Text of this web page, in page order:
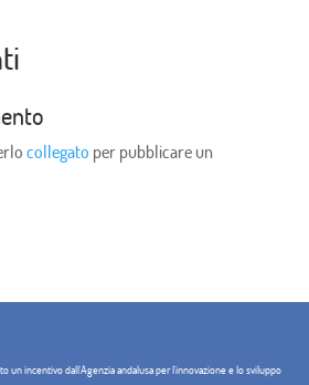
collegato per pubblicare un
un incentivo dall'Agenzia andalusa per l'innovazione e lo sviluppo